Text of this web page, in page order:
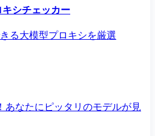
シチェッカー
る大模型プロキシを厳選
あなたにピッタリのモデルが見